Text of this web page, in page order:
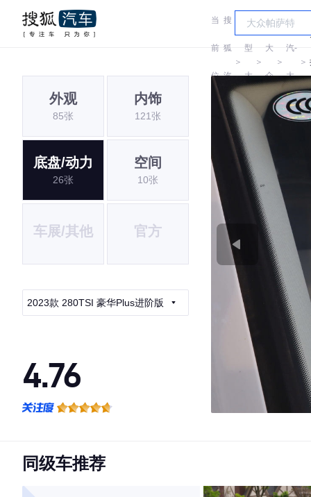
当
前
位
置:
搜
狐
汽
车
＞
车
型
大
全
＞
大
众
＞
一
汽-
大
众
＞
外观
85张
内饰
121张
底盘/动力
26张
空间
10张
车展/其他 官方
2023款 280TSI 豪华Plus进阶版
4.76
·空间表现较为优秀，优于55%同级车
同级车推荐